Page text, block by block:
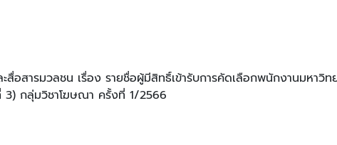
สื่อสารมวลชน เรื่อง รายชื่อผู้มีสิทธิ์เข้ารับการคัดเลือกพนักงานมหาวิท
3) กลุ่มวิชาโฆษณา ครั้งที่ 1/2566